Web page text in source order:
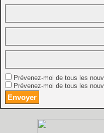
Prévenez-moi de tous les
Prévenez-moi de tous les